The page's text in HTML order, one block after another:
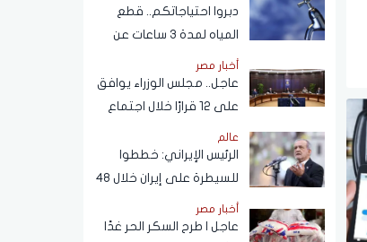
دبروا احتياجاتكم.. قطع
المياه لمدة 3 ساعات عن
هذه المناطق (اعرف
الموعد)
أخبار مصر
عاجل.. مجلس الوزراء يوافق
على 12 قرارًا خلال اجتماع
اليوم
عالم
الرئيس الإيراني: خططوا
للسيطرة على إيران خلال 48
ساعة كما حدث في سوريا
أخبار مصر
عاجل | طرح السكر الحر غدًا